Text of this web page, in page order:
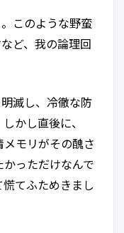
このような野蛮
ど、我の論理回
滅し、冷徹な防
かし直後に、
メモリがその醜さ
っただけなんで
てふためきまし